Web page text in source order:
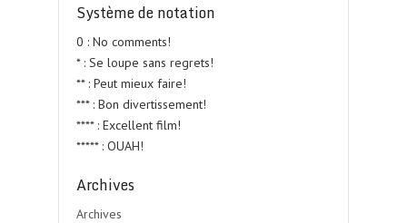
Système de notation
0 : No comments!
* : Se loupe sans regrets!
** : Peut mieux faire!
*** : Bon divertissement!
**** : Excellent film!
***** : OUAH!
Archives
Archives